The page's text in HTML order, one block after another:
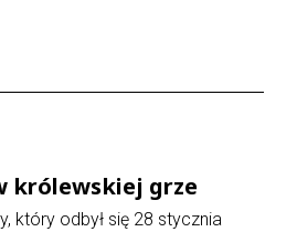
królewskiej grze
który odbył się 28 stycznia